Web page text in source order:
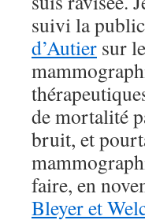
suivi la
d’Autier sur
de mortalité
bruit, et
faire, en
Bleyer et